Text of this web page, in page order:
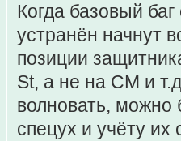
Когда базовый
устранён начнут
позиции
St, а не на CM и
волновать, можно
спецух и учёту их